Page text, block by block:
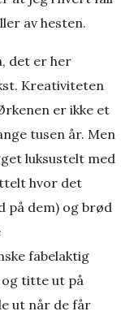
av hesten.
det er her
Kreativiteten
er ikke et
tusen år. Men
luksustelt med
hvor det
på dem) og brød
fabelaktig
og titte ut på
ut når de får